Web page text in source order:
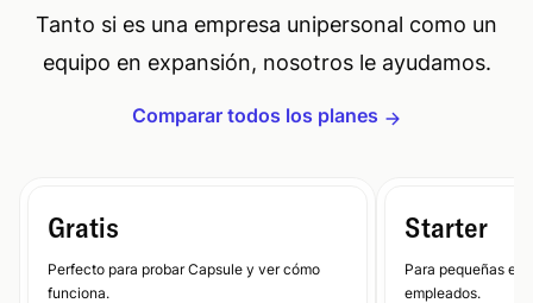
Tanto si es una empresa unipersonal como un
equipo en expansión, nosotros le ayudamos.
Comparar todos los planes
Gratis
Perfecto para probar Capsule y ver cómo
funciona.
Starter
Para pequeñas
empleados.